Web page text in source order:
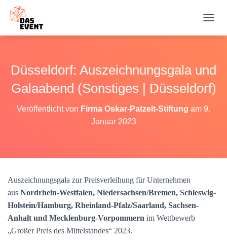
A
A
T
I
N
H
T
E
Düsseldorf: Auszeichnungsgala und
Galaabend (Sonstiges | Düsseldorf)
Veröffentlicht von Firma Oskar-Patzelt-Stiftung am 9.
Januar 2023
Auszeichnungsgala zur Preisverleihung für Unternehmen
aus Nordrhein-Westfalen, Niedersachsen/Bremen, Schleswig-
Holstein/Hamburg, Rheinland-Pfalz/Saarland, Sachsen-
Anhalt und Mecklenburg-Vorpommern im Wettbewerb
„Großer Preis des Mittelstandes“ 2023.